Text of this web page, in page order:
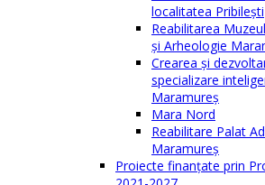
localitatea Pribilești
Reabilitarea
și Arheologie
Crearea și
specializare
Maramureș
Mara Nord
Reabilitare Palat
Maramureș
Proiecte finanțate prin